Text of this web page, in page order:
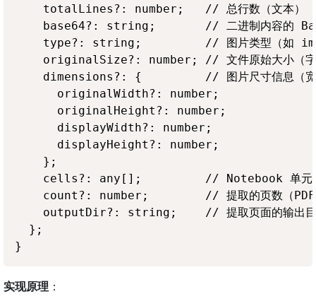
    totalLines?: number;   // 总行数（文本）
base64?: string;       // 二进制内容的
type?: string;         // 图片类型（如
originalSize?: number; // 文件原始大小（字
dimensions?: {         // 图片尺寸信息（宽
      originalWidth?: number;
      originalHeight?: number;
      displayWidth?: number;
      displayHeight?: number;
    };
cells?: any[];         // Notebook 单元
count?: number;        // 提取的页数（PDF
outputDir?: string;    // 提取页面的输出
  };
实现原理：